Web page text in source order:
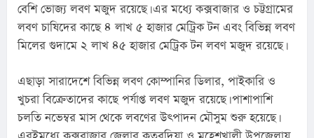
বেশি ভোজ্য লবণ মজুদ রয়েছে। এর মধ্যে কক্সবাজার ও চট্টগ্রামের
লবণ চাষিদের কাছে ৪ লাখ ৫ হাজার মেট্রিক টন এবং বিভিন্ন লবণ
মিলের গুদামে ২ লাখ ৪৫ হাজার মেট্রিক টন লবণ মজুদ রয়েছে।
এছাড়া সারাদেশে বিভিন্ন লবণ কোম্পানির ডিলার, পাইকারি ও
খুচরা বিক্রেতাদের কাছে পর্যাপ্ত লবণ মজুদ রয়েছে। পাশাপাশি
চলতি নভেম্বর মাস থেকে লবণের উৎপাদন মৌসুম শুরু হয়েছে।